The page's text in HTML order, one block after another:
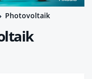
Photovoltaik